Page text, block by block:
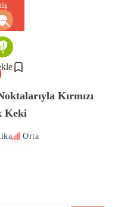
Kırmızı
Keki
Orta